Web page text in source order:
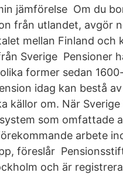
jämförelse Om du
från utlandet, avgör
mellan Finland och
Sverige Pensioner
former sedan
idag kan bestå
källor om. När
som omfattade
arbete
föreslår
och är